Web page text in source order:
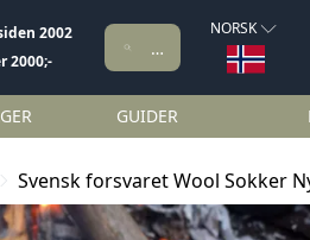
2002
2000;-
NORSK
GUIDER
Svensk forsvaret Wool Sokker